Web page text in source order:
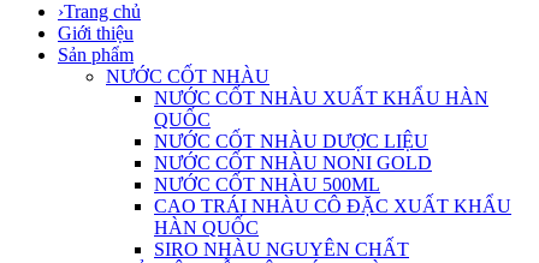
›Trang chủ
Giới thiệu
Sản phẩm
NƯỚC CỐT NHÀU
NƯỚC CỐT NHÀU XUẤT KHẨU HÀN
QUỐC
NƯỚC CỐT NHÀU DƯỢC LIỆU
NƯỚC CỐT NHÀU NONI GOLD
NƯỚC CỐT NHÀU 500ML
CAO TRÁI NHÀU CÔ ĐẶC XUẤT KHẨU
HÀN QUỐC
SIRO NHÀU NGUYÊN CHẤT